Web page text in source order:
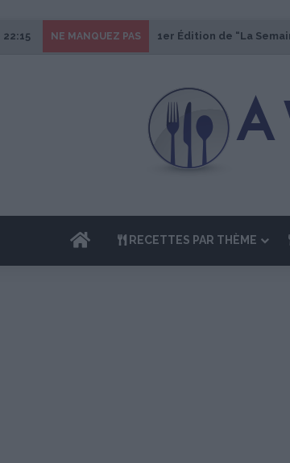
NE MANQUEZ PAS 1er Édition de “La
ACCUEILRECETTES PAR THÈME